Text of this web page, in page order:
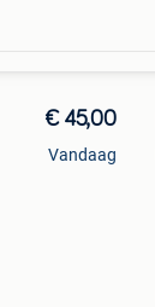
€ 45,00
Vandaag